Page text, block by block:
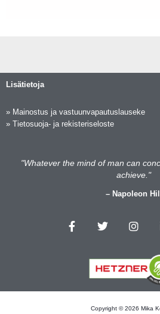
Lisätietoja
» Mainostus ja vastuunvapautuslauseke
» Tietosuoja- ja rekisteriseloste
"Whatever the mind of man can
achieve."
– Napoleon Hill
a
k
w
t
e
r
n
a
g
r
a
Copyright © 2026 Mika